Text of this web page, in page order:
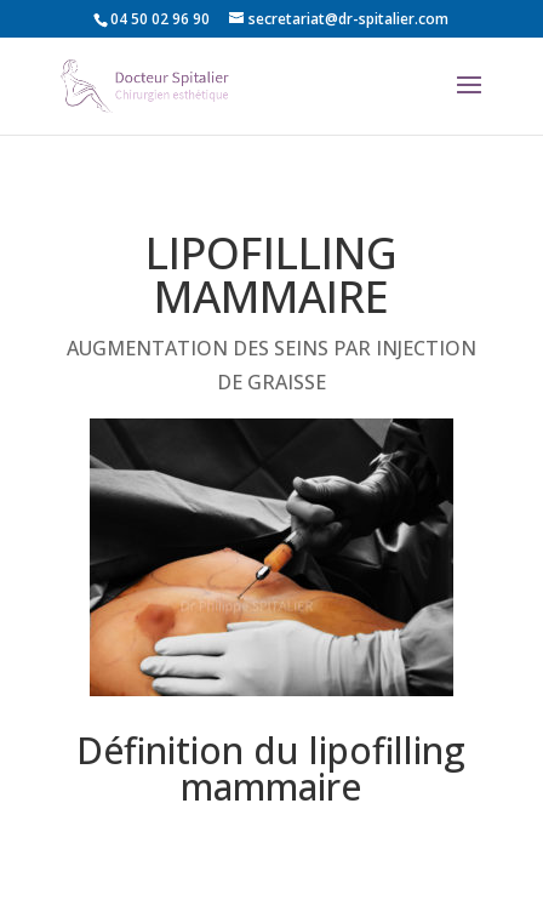
04 50 02 96 90 secretariat@dr-spitalier.com
LIPOFILLING
MAMMAIRE
AUGMENTATION DES SEINS PAR INJECTION
DE GRAISSE
Définition du lipofilling
mammaire